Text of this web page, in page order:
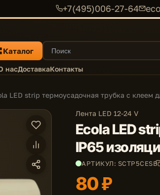
+7(495)006-27-64
Каталог
насДоставкаКонтакты
LED strip термоусадочная трубка с клеем
Лента LED 12-24 V
Ecola LED
IP65
АРТИКУЛ: SCTP5CESB
80 ₽